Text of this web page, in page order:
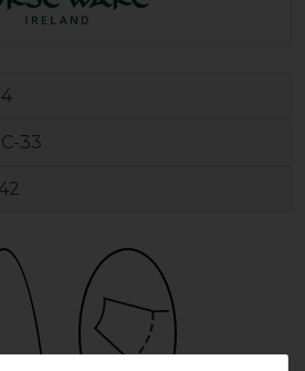
33